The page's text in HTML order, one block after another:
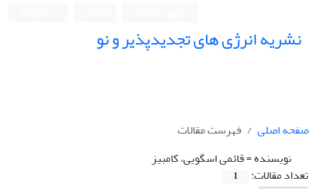
نشریه انرژی های تجدیدپذیر و نو
صفحه اصلی
فهرست مقالات
نویسنده =قائمی اسگویی، کامبیز
تعداد مقالات:
1